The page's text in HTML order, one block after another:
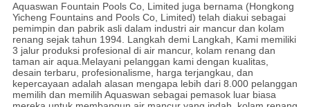
Aquaswan Fountain Pools Co, Limited juga bernama (Hongkong
Yicheng Fountains and Pools Co, Limited) telah diakui sebagai
pemimpin dan pabrik asli dalam industri air mancur dan kolam
renang sejak tahun 1994. Langkah demi Langkah, Kami memiliki
3 jalur produksi profesional di air mancur, kolam renang dan
taman air aqua.Melayani pelanggan kami dengan kualitas,
desain terbaru, profesionalisme, harga terjangkau, dan
kepercayaan adalah alasan mengapa lebih dari 8.000 pelanggan
memilih dan memilih Aquaswan sebagai pemasok luar biasa